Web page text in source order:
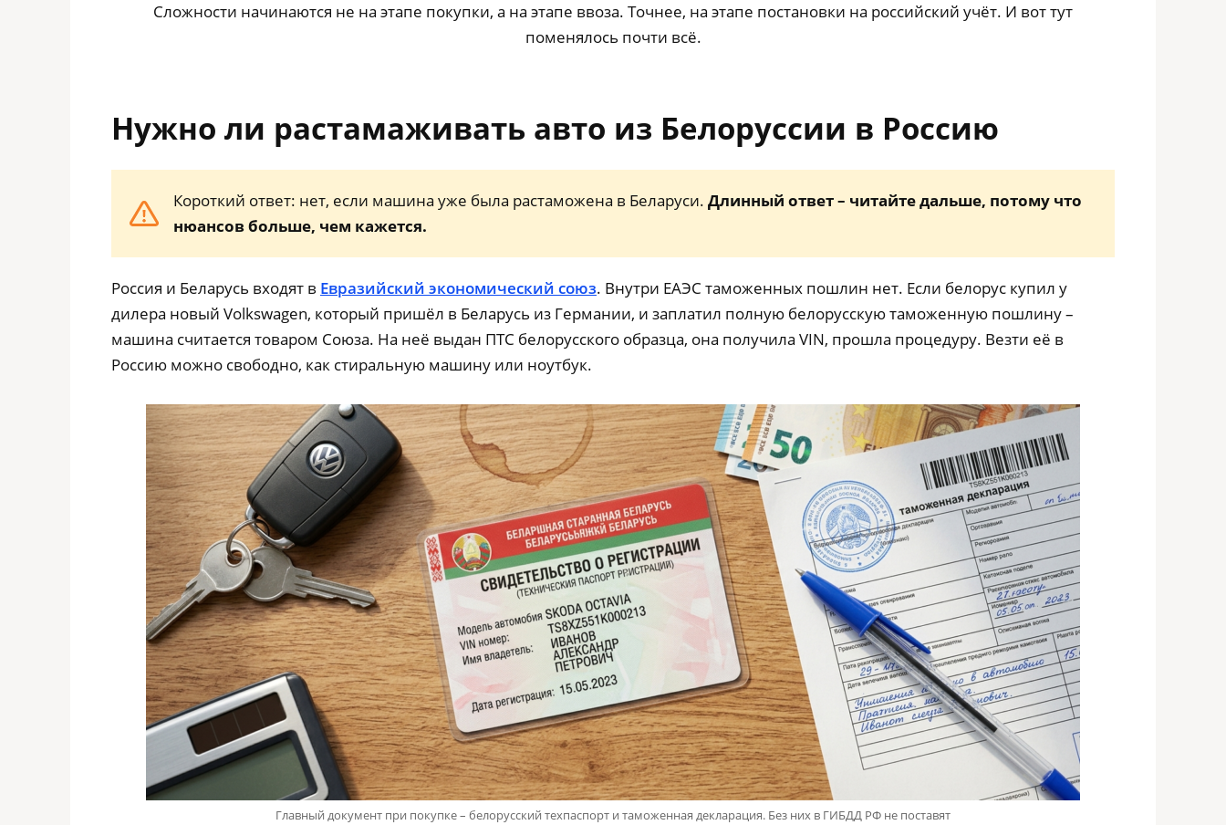
Сложности начинаются не на этапе покупки, а на этапе ввоза. Точнее, на этапе постановки на российский учёт. И вот тут
поменялось почти всё.
Нужно ли растамаживать авто из Белоруссии в Россию
Короткий ответ: нет, если машина уже была растаможена в Беларуси. Длинный ответ – читайте дальше, потому что
нюансов больше, чем кажется.
Россия и Беларусь входят в Евразийский экономический союз. Внутри ЕАЭС таможенных пошлин нет. Если белорус купил у
дилера новый Volkswagen, который пришёл в Беларусь из Германии, и заплатил полную белорусскую таможенную пошлину –
машина считается товаром Союза. На неё выдан ПТС белорусского образца, она получила VIN, прошла процедуру. Везти её в
Россию можно свободно, как стиральную машину или ноутбук.
Главный документ при покупке – белорусский техпаспорт и таможенная декларация. Без них в ГИБДД РФ не поставят